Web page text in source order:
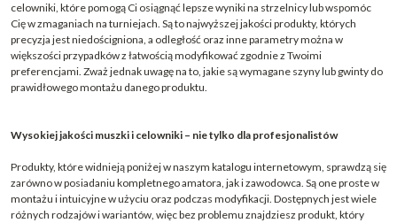
celowniki, które pomogą Ci osiągnąć lepsze wyniki na strzelnicy lub wspomóc
Cię w zmaganiach na turniejach. Są to najwyższej jakości produkty, których
precyzja jest niedościgniona, a odległość oraz inne parametry można w
większości przypadków z łatwością modyfikować zgodnie z Twoimi
preferencjami. Zważ jednak uwagę na to, jakie są wymagane szyny lub gwinty do
prawidłowego montażu danego produktu.
Wysokiej jakości muszki i celowniki – nie tylko dla profesjonalistów
Produkty, które widnieją poniżej w naszym katalogu internetowym, sprawdzą się
zarówno w posiadaniu kompletnego amatora, jak i zawodowca. Są one proste w
montażu i intuicyjne w użyciu oraz podczas modyfikacji. Dostępnych jest wiele
różnych rodzajów i wariantów, więc bez problemu znajdziesz produkt, który